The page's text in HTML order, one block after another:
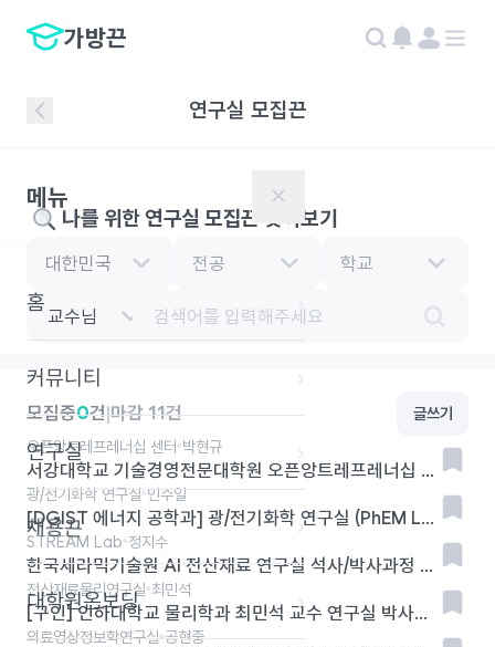
가방끈
메뉴 ✕
홈 ›
커뮤니티 ›
연구실 ›
채용끈 ›
대학원온보딩 ›
연구실 모집끈
나를 위한 연구실 모집끈 찾아보기
교수님
모집중0건|마감11건
글쓰기
오픈앙트레프레너십 센터 박현규
서강대학교 기술경영전문대학원 오픈앙트레프레너십 센터 연구원 모집
광/전기화학 연구실 인수일
[DGIST 에너지 공학과] 광/전기화학 연구실 (PhEM Lab) 2026학년도 가을학기 대학원생 모집
STREAM Lab 정지수
한국세라믹기술원 AI 전산재료 연구실 석사/박사과정 학생, 인턴 모집
전산재료물리연구실 최민석
[구인] 인하대학교 물리학과 최민석 교수 연구실 박사후 연구원
의료영상정보학연구실 공현중